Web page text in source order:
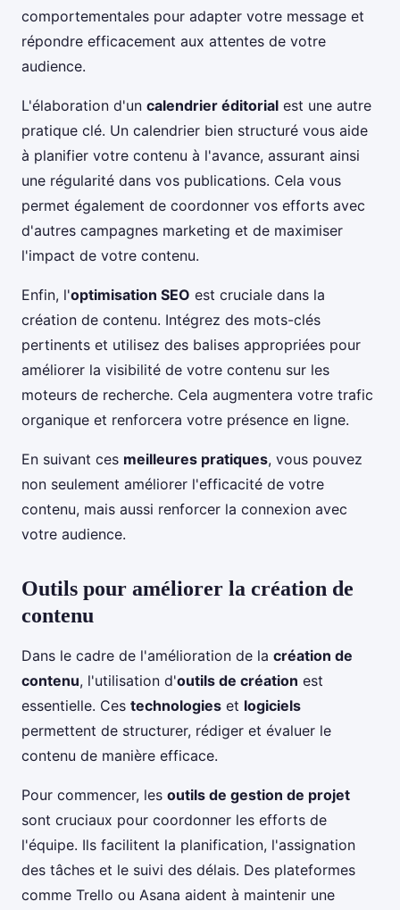
comportementales pour adapter votre message et
répondre efficacement aux attentes de votre
audience.
L'élaboration d'un calendrier éditorial est une autre
pratique clé. Un calendrier bien structuré vous aide
à planifier votre contenu à l'avance, assurant ainsi
une régularité dans vos publications. Cela vous
permet également de coordonner vos efforts avec
d'autres campagnes marketing et de maximiser
l'impact de votre contenu.
Enfin, l'optimisation SEO est cruciale dans la
création de contenu. Intégrez des mots-clés
pertinents et utilisez des balises appropriées pour
améliorer la visibilité de votre contenu sur les
moteurs de recherche. Cela augmentera votre trafic
organique et renforcera votre présence en ligne.
En suivant ces meilleures pratiques, vous pouvez
non seulement améliorer l'efficacité de votre
contenu, mais aussi renforcer la connexion avec
votre audience.
Outils pour améliorer la création de
contenu
Dans le cadre de l'amélioration de la création de
contenu, l'utilisation d'outils de création est
essentielle. Ces technologies et logiciels
permettent de structurer, rédiger et évaluer le
contenu de manière efficace.
Pour commencer, les outils de gestion de projet
sont cruciaux pour coordonner les efforts de
l'équipe. Ils facilitent la planification, l'assignation
des tâches et le suivi des délais. Des plateformes
comme Trello ou Asana aident à maintenir une